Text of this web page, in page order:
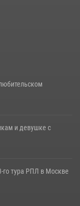
и девушке с
го тура РПЛ в Москве